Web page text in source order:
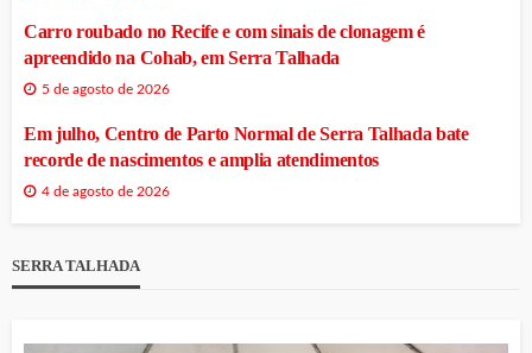
Carro roubado no Recife e com sinais de clonagem é
apreendido na Cohab, em Serra Talhada
5 de agosto de 2026
Em julho, Centro de Parto Normal de Serra Talhada bate
recorde de nascimentos e amplia atendimentos
4 de agosto de 2026
SERRA TALHADA